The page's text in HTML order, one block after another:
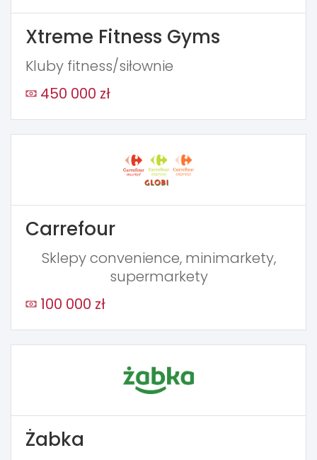
Xtreme Fitness Gyms
Kluby fitness/siłownie
450 000 zł
Carrefour
Sklepy convenience, minimarkety,
supermarkety
100 000 zł
Żabka